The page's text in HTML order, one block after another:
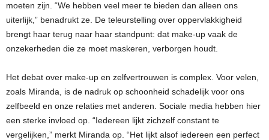
moeten zijn. “We hebben veel meer te bieden dan alleen ons
uiterlijk,” benadrukt ze. De teleurstelling over oppervlakkigheid
brengt haar terug naar haar standpunt: dat make-up vaak de
onzekerheden die ze moet maskeren, verborgen houdt.
Het debat over make-up en zelfvertrouwen is complex. Voor velen,
zoals Miranda, is de nadruk op schoonheid schadelijk voor ons
zelfbeeld en onze relaties met anderen. Sociale media hebben hier
een sterke invloed op. “Iedereen lijkt zichzelf constant te
vergelijken,” merkt Miranda op. “Het lijkt alsof iedereen een perfect